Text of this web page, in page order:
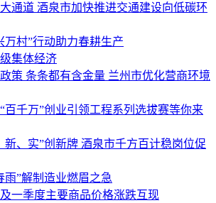
通道 酒泉市加快推进交通建设向低碳环
万村”行动助力春耕生产
集体经济
策 条条都有含金量 兰州市优化营商环境
百千万”创业引领工程系列选拔赛等你来
新、实”创新牌 酒泉市千方百计稳岗位促
雨”解制造业燃眉之急
一季度主要商品价格涨跌互现